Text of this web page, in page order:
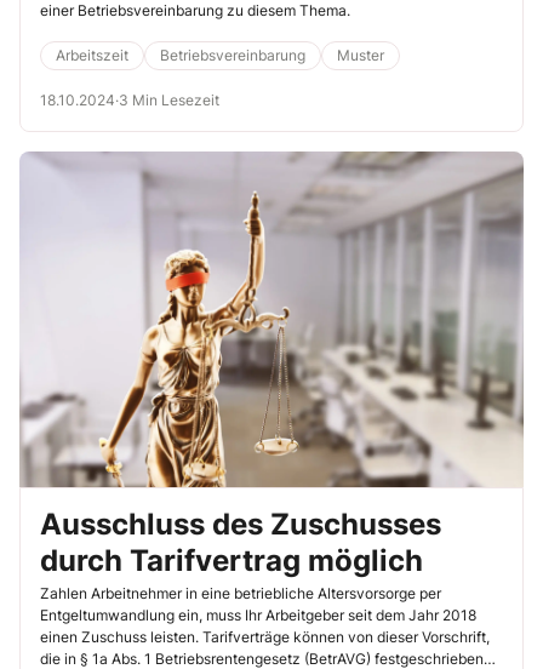
einer Betriebsvereinbarung zu diesem Thema.
Arbeitszeit Betriebsvereinbarung Muster
18.10.2024·3 Min Lesezeit
Ausschluss des Zuschusses
durch Tarifvertrag möglich
Zahlen Arbeitnehmer in eine betriebliche Altersvorsorge per
Entgeltumwandlung ein, muss Ihr Arbeitgeber seit dem Jahr 2018
einen Zuschuss leisten. Tarifverträge können von dieser Vorschrift,
die in § 1a Abs. 1 Betriebsrentengesetz (BetrAVG) festgeschrieben